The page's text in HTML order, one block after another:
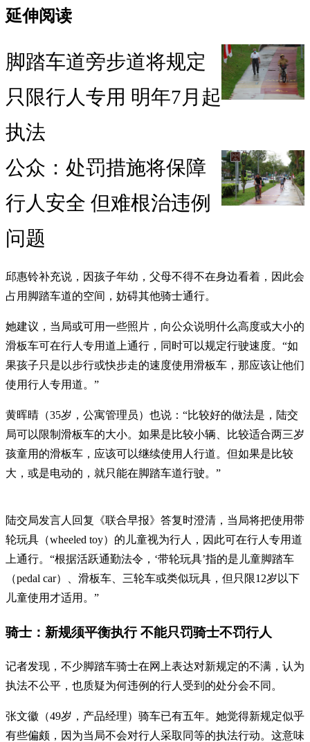
延伸阅读
脚踏车道旁步道将规定
只限行人专用 明年7月起
执法
公众：处罚措施将保障
行人安全 但难根治违例
问题
邱惠铃补充说，因孩子年幼，父母不得不在身边看着，因此会
占用脚踏车道的空间，妨碍其他骑士通行。
她建议，当局或可用一些照片，向公众说明什么高度或大小的
滑板车可在行人专用道上通行，同时可以规定行驶速度。“如
果孩子只是以步行或快步走的速度使用滑板车，那应该让他们
使用行人专用道。”
黄晖晴（35岁，公寓管理员）也说：“比较好的做法是，陆交
局可以限制滑板车的大小。如果是比较小辆、比较适合两三岁
孩童用的滑板车，应该可以继续使用人行道。但如果是比较
大，或是电动的，就只能在脚踏车道行驶。”
陆交局发言人回复《联合早报》答复时澄清，当局将把使用带
轮玩具（wheeled toy）的儿童视为行人，因此可在行人专用道
上通行。“根据活跃通勤法令，‘带轮玩具’指的是儿童脚踏车
（pedal car）、滑板车、三轮车或类似玩具，但只限12岁以下
儿童使用才适用。”
骑士：新规须平衡执行 不能只罚骑士不罚行人
记者发现，不少脚踏车骑士在网上表达对新规定的不满，认为
执法不公平，也质疑为何违例的行人受到的处分会不同。
张文徽（49岁，产品经理）骑车已有五年。她觉得新规定似乎
有些偏颇，因为当局不会对行人采取同等的执法行动。这意味